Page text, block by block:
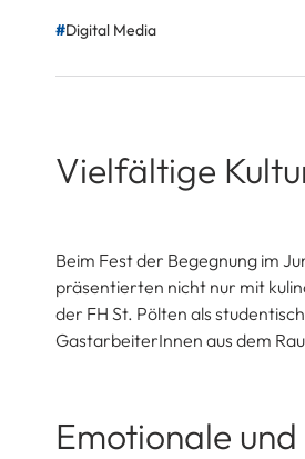
Digital Media
Vielfältige
Beim Fest der Begegnung im
präsentierten nicht nur mit
der FH St. Pölten als
GastarbeiterInnen aus dem
Emotionale